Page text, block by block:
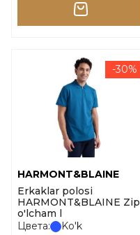
-30%
HARMONT&BLAINE
Erkaklar polosi
HARMONT&BLAINE Zip
o'lcham l
Цвета:
Ko'k